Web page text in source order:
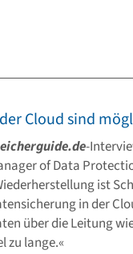
Cloud sind
-
of Data
ist
in der
über die Leitung
zu lange.«